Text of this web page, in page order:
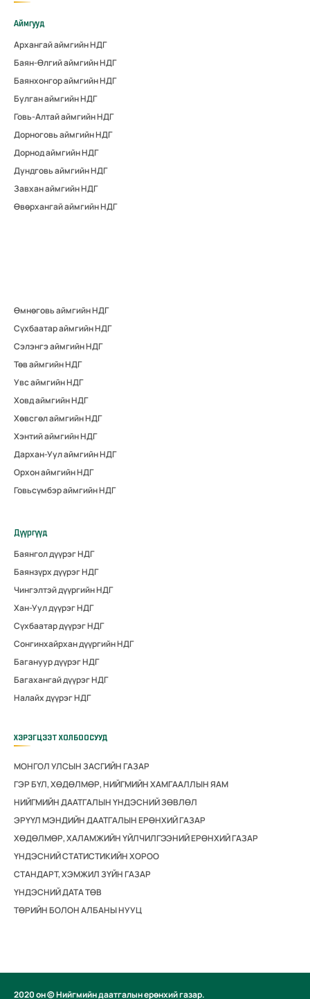
Аймгууд
Архангай аймгийн НДГ
Баян-Өлгий аймгийн НДГ
Баянхонгор аймгийн НДГ
Булган аймгийн НДГ
Говь-Алтай аймгийн НДГ
Дорноговь аймгийн НДГ
Дорнод аймгийн НДГ
Дундговь аймгийн НДГ
Завхан аймгийн НДГ
Өвөрхангай аймгийн НДГ
Өмнөговь аймгийн НДГ
Сүхбаатар аймгийн НДГ
Сэлэнгэ аймгийн НДГ
Төв аймгийн НДГ
Увс аймгийн НДГ
Ховд аймгийн НДГ
Хөвсгөл аймгийн НДГ
Хэнтий аймгийн НДГ
Дархан-Уул аймгийн НДГ
Орхон аймгийн НДГ
Говьсүмбэр аймгийн НДГ
Дүүргүүд
Баянгол дүүрэг НДГ
Баянзүрх дүүрэг НДГ
Чингэлтэй дүүргийн НДГ
Хан-Уул дүүрэг НДГ
Сүхбаатар дүүрэг НДГ
Сонгинхайрхан дүүргийн НДГ
Багануур дүүрэг НДГ
Багахангай дүүрэг НДГ
Налайх дүүрэг НДГ
ХЭРЭГЦЭЭТ ХОЛБООСУУД
МОНГОЛ УЛСЫН ЗАСГИЙН ГАЗАР
ГЭР БҮЛ, ХӨДӨЛМӨР, НИЙГМИЙН ХАМГААЛЛЫН ЯАМ
НИЙГМИЙН ДААТГАЛЫН ҮНДЭСНИЙ ЗӨВЛӨЛ
ЭРҮҮЛ МЭНДИЙН ДААТГАЛЫН ЕРӨНХИЙ ГАЗАР
ХӨДӨЛМӨР, ХАЛАМЖИЙН ҮЙЛЧИЛГЭЭНИЙ ЕРӨНХИЙ ГАЗАР
ҮНДЭСНИЙ СТАТИСТИКИЙН ХОРОО
СТАНДАРТ, ХЭМЖИЛ ЗҮЙН ГАЗАР
ҮНДЭСНИЙ ДАТА ТӨВ
ТӨРИЙН БОЛОН АЛБАНЫ НУУЦ
2020 он © Нийгмийн даатгалын ерөнхий газар.